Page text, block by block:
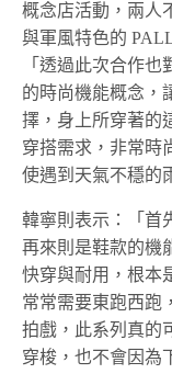
概念店活動，兩人
與軍風特色的
「透過此次合作也
的時尚機能概念，
擇，身上所穿著的
穿搭需求，非常時
使遇到天氣不穩的
韓寧則表示：「首
再來則是鞋款的機
快穿與耐用，根本
常常需要東跑西跑
拍戲，此系列真的
穿梭，也不會因為